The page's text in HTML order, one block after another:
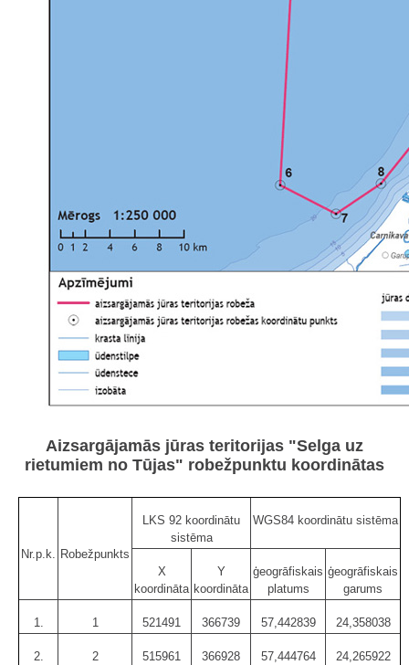
Aizsargājamās jūras teritorijas "Selga uz
rietumiem no Tūjas" robežpunktu koordinātas
Nr.p.k. Robežpunkts
LKS 92 koordinātu
sistēma
WGS84 koordinātu sistēma
X
koordināta
Y
koordināta
ģeogrāfiskais
platums
ģeogrāfiskais
garums
1. 1 521491 366739 57,442839 24,358038
2. 2 515961 366928 57,444764 24,265922